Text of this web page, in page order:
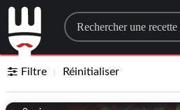
Search for a
Filtre Réinitialiser